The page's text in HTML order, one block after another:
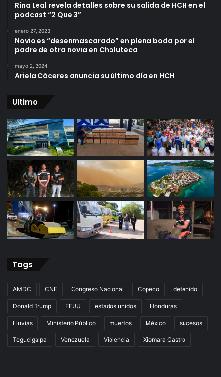
Rina Leal revela detalles sobre su salida de HCH en el
podcast “2 Que 3”
enero 27, 2023
Novio es “desenmascarado” en plena boda por el
padre de otra novia en Choluteca
mayo 2, 2024
Ariela Cáceres anuncia su último día en HCH
Ultimo
Tags
AMDC CNE Congreso Nacional Copeco detenido
Donald Trump EEUU estados unidos Honduras
Lluvias Ministerio Público muertos México sucesos
Tegucigalpa Venezuela Violencia Xiomara Castro